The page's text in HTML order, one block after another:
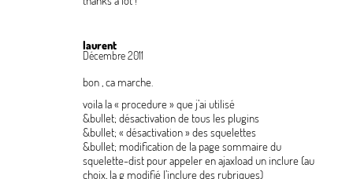
laurent
Décembre 2011
bon , ca marche.
voila la « procedure» que j’ai utilisé
&bullet; désactivation de tous les plugins
&bullet; « désactivation» des squelettes
&bullet; modification de la page sommaire du
squelette-dist pour appeler en ajaxload un inclure (au
choix, la g modifié l’inclure des rubriques)